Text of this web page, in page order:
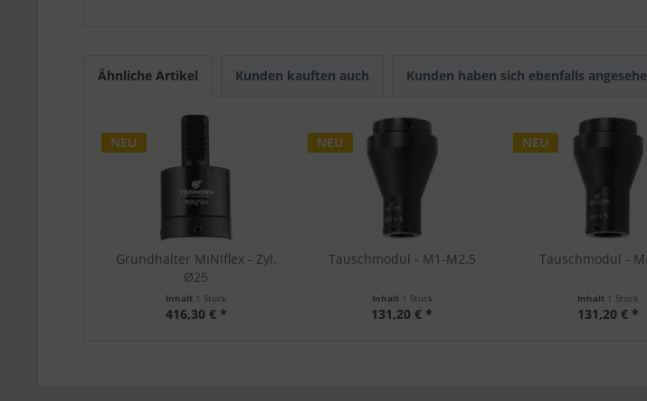
Ähnliche Artikel Kunden kauften auch Kunden haben sich ebenfalls
NEU
Grundhalter MINIflex - Zyl.
Ø25
Inhalt 1 Stück
416,30 € *
NEU
Tauschmodul - M1-M2.5
Inhalt 1 Stück
131,20 € *
NEU
Tauschmodul -
Inhalt 1 Stück
131,20 € *